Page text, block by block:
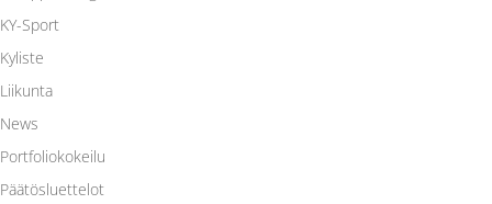
KY-Sport
Kyliste
Liikunta
News
Portfoliokokeilu
Päätösluettelot